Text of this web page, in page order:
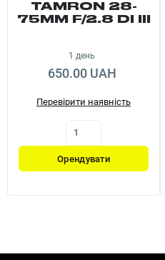
TAMRON 28-
75MM F/2.8 DI III
1 день
650.00 UAH
Перевірити наявність
Орендувати